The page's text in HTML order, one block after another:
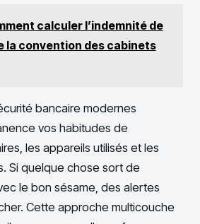
calculer l’indemnité de
la convention des cabinets
bancaire modernes
vos habitudes de
les appareils utilisés et les
Si quelque chose sort de
le bon sésame, des alertes
Cette approche multicouche